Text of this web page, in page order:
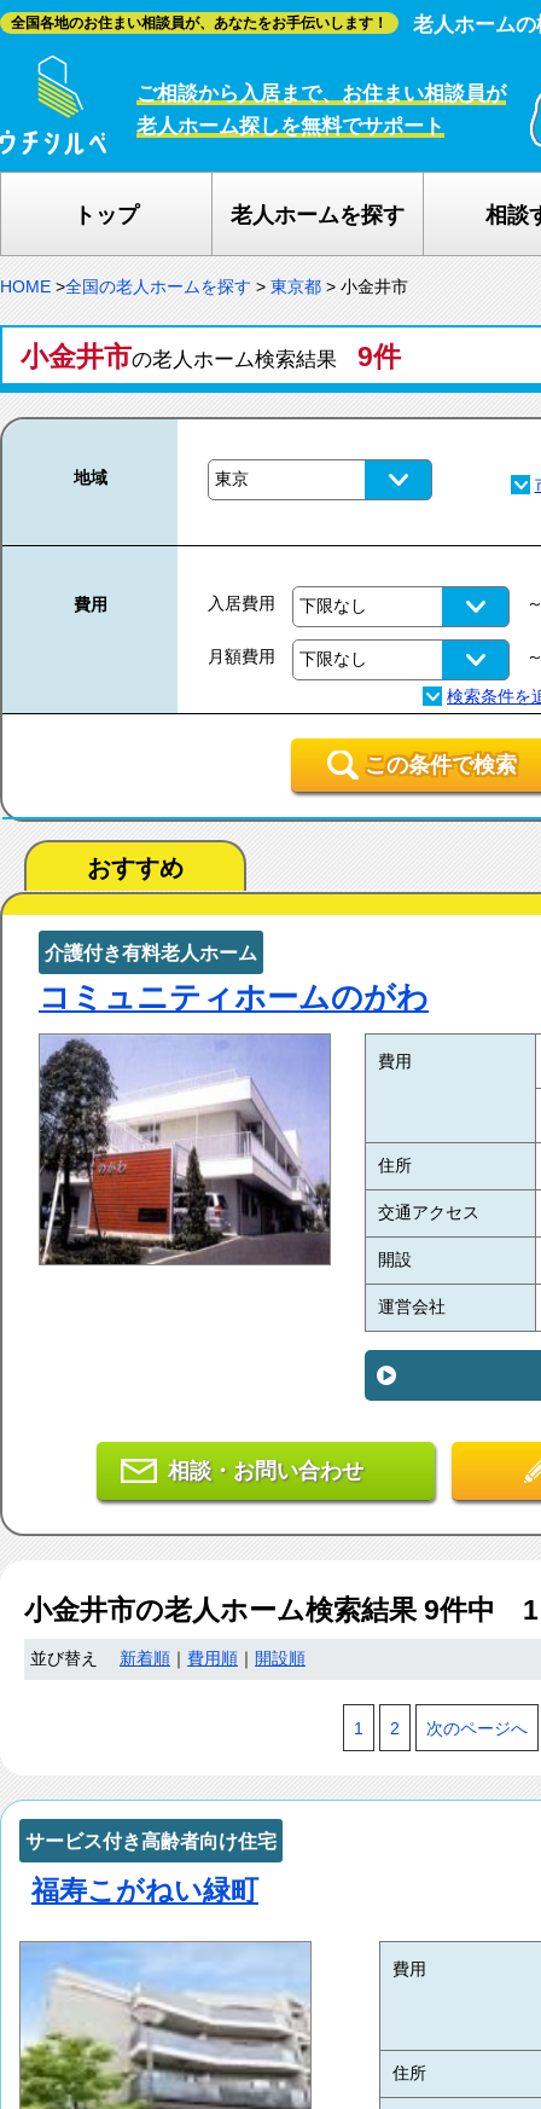
全国各地のお住まい相談員が、あなたをお手伝いします！ 老人ホーム
ご相談から入居まで、お住まい相談員が
老人ホーム探しを無料でサポート
トップ 老人ホームを探す 相談
HOME >全国の老人ホームを探す > 東京都 > 小金井市
小金井市の老人ホーム検索結果 9件
地域
費用 入居費用
月額費用
この条件で検索
おすすめ
介護付き有料老人ホーム
コミュニティホームのがわ
費用
住所
交通アクセス
開設
運営会社
相談・お問い合わせ
小金井市の老人ホーム検索結果 9件中 1
並び替え 新着順 費用順 開設順
1 2 次のページへ
サービス付き高齢者向け住宅
福寿こがねい緑町
費用
住所